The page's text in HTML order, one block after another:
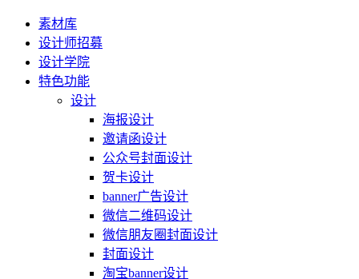
素材库
设计师招募
设计学院
特色功能
设计
海报设计
邀请函设计
公众号封面设计
贺卡设计
banner广告设计
微信二维码设计
微信朋友圈封面设计
封面设计
淘宝banner设计